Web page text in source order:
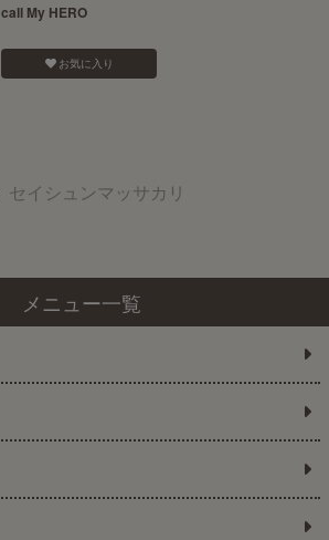
call My HERO
お気に入り
セイシュンマッサカリ
メニュー一覧